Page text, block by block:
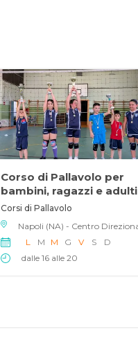
Corso di Pallavolo per
bambini, ragazzi e adulti
Corsi di Pallavolo
L
M M G V S
D
dalle 16 alle 20